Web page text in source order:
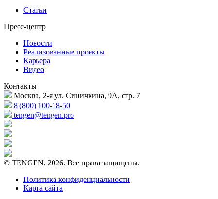
Статьи
Пресс-центр
Новости
Реализованные проекты
Карьера
Видео
Контакты
Москва, 2-я ул. Синичкина, 9А, стр. 7
8 (800) 100-18-50
tengen@tengen.pro
© TENGEN, 2026. Все права защищены.
Политика конфиденциальности
Карта сайта